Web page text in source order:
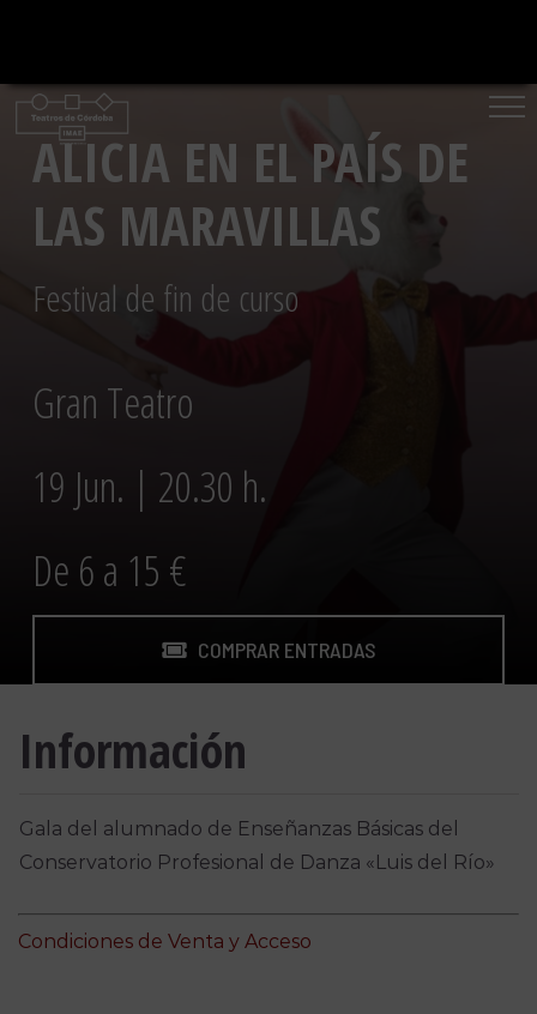
contenido
ALICIA EN EL PAÍS DE
LAS MARAVILLAS
Festival de fin de curso
Gran Teatro
19 Jun. | 20.30 h.
De 6 a 15 €
COMPRAR ENTRADAS
Información
Gala del alumnado de Enseñanzas Básicas del
Conservatorio Profesional de Danza «Luis del Río»
Condiciones de Venta y Acceso